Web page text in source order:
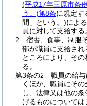
(平成17年三原市条
う。)第8条に規定す
間」という。)によ
員に対して支給する。
2
宿舎、食事、制服
部が職員に支給され
ところにより、そ
る。
第3条の2
職員の給与
くほか、職員にその
し、法律又は他の
げるものについて